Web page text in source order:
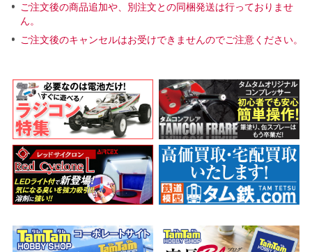
ご注文後の商品追加や、別注文との同梱発送は行っておりませ
ん。
ご注文後のキャンセルはお受けできませんのでご注意ください。